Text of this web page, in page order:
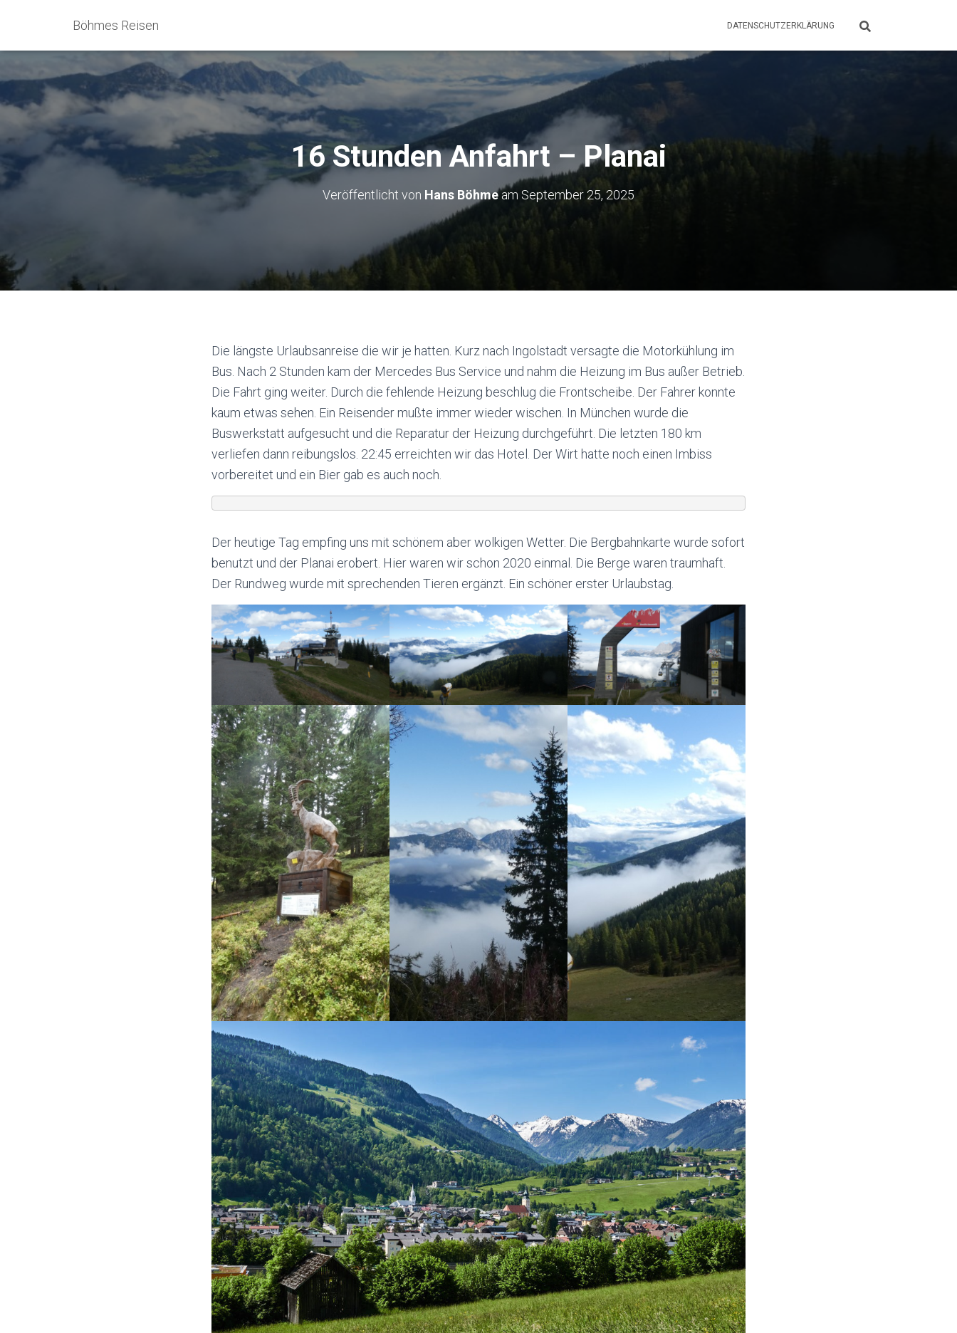
Böhmes Reisen DATENSCHUTZERKLÄRUNG
16 Stunden Anfahrt – Planai
Veröffentlicht von Hans Böhmeam September 25, 2025
Die längste Urlaubsanreise die wir je hatten. Kurz nach Ingolstadt versagte die Motorkühlung im
Bus. Nach 2 Stunden kam der Mercedes Bus Service und nahm die Heizung im Bus außer Betrieb.
Die Fahrt ging weiter. Durch die fehlende Heizung beschlug die Frontscheibe. Der Fahrer konnte
kaum etwas sehen. Ein Reisender mußte immer wieder wischen. In München wurde die
Buswerkstatt aufgesucht und die Reparatur der Heizung durchgeführt. Die letzten 180 km
verliefen dann reibungslos. 22:45 erreichten wir das Hotel. Der Wirt hatte noch einen Imbiss
vorbereitet und ein Bier gab es auch noch.
Der heutige Tag empfing uns mit schönem aber wolkigen Wetter. Die Bergbahnkarte wurde sofort
benutzt und der Planai erobert. Hier waren wir schon 2020 einmal. Die Berge waren traumhaft.
Der Rundweg wurde mit sprechenden Tieren ergänzt. Ein schöner erster Urlaubstag.